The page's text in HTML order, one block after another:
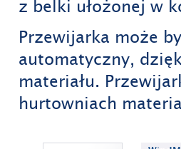
z belki ułożonej w
Przewijarka może
automatyczny,
materiału.
hurtowniach